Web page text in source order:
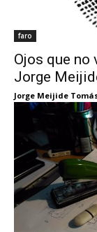
faro
Ojos que no
Jorge
Jorge Meijide